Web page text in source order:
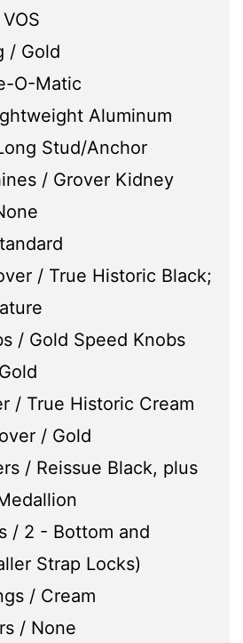
/ Gold
O-Matic
Aluminum
Stud/Anchor
/ Grover Kidney
/ True Historic Black;
/ Gold Speed Knobs
/ True Historic Cream
/ Gold
/ Reissue Black, plus
/ 2 - Bottom and
Strap Locks)
/ Cream
/ None